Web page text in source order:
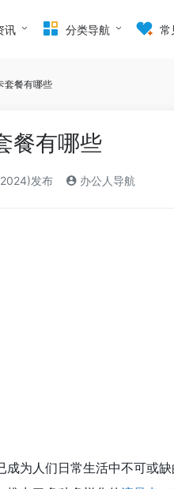
讯 分类导航 常
套餐有哪些
餐有哪些
发布 办公人导航
成为人们日常生活中不可或